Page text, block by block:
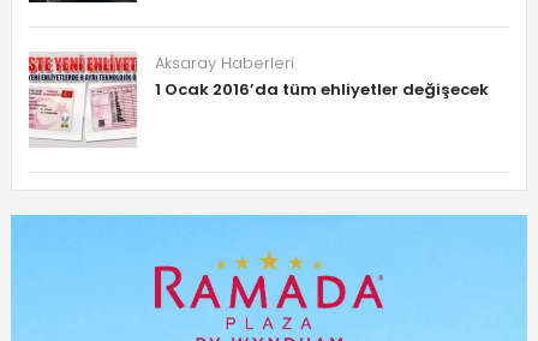
Aksaray Haberleri
1 Ocak 2016’da tüm ehliyetler değişecek